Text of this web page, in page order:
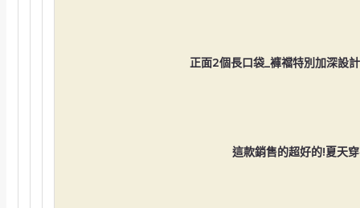
正面2個長口袋_褲襠特別加深設
這款銷售的超好的!夏天